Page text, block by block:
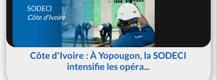
SODECI
Côte d'Ivoire
Côte d'Ivoire : À Yopougon, la SODECI
intensifie les opéra...